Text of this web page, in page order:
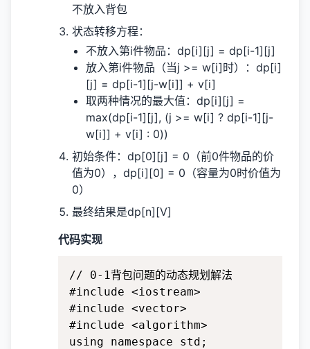
不放入背包
状态转移方程：
不放入第i件物品：dp[i][j] = dp[i-1][j]
放入第i件物品（当j >= w[i]时）：dp[i]
[j] = dp[i-1][j-w[i]] + v[i]
取两种情况的最大值：dp[i][j] =
max(dp[i-1][j], (j >= w[i] ? dp[i-1][j-
w[i]] + v[i] : 0))
初始条件：dp[0][j] = 0（前0件物品的价
值为0），dp[i][0] = 0（容量为0时价值为
0）
最终结果是dp[n][V]
代码实现
// 0-1背包问题的动态规划解法
#include <iostream>
#include <vector>
#include <algorithm>
using namespace std;